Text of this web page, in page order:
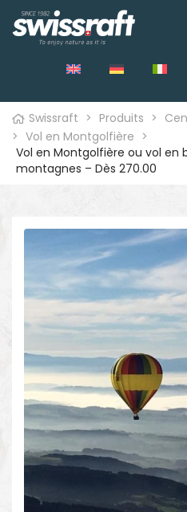
Swissraft > Produits >
> Vol en Montgolfière >
Vol en Montgolfière ou vol en
montagnes – Dès 270.00